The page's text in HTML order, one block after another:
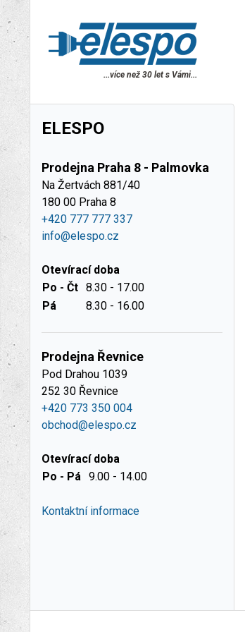
...více než 30 let s Vámi...
ELESPO
Prodejna Praha 8 - Palmovka
Na Žertvách 881/40
180 00 Praha 8
+420 777 777 337
info@elespo.cz
Otevírací doba
Po - Čt 8.30 - 17.00
Pá
8.30 - 16.00
Prodejna Řevnice
Pod Drahou 1039
252 30 Řevnice
+420 773 350 004
obchod@elespo.cz
Otevírací doba
Po - Pá 9.00 - 14.00
Kontaktní informace